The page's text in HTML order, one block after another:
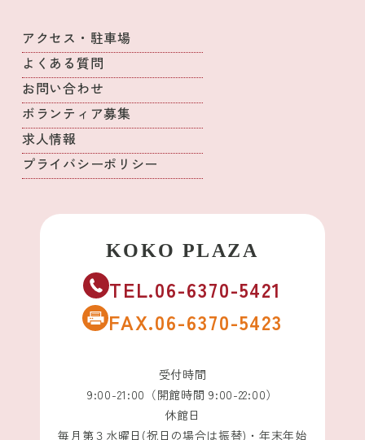
アクセス・駐車場
よくある質問
お問い合わせ
ボランティア募集
求人情報
プライバシーポリシー
TEL.06-6370-5421
FAX.06-6370-5423
受付時間
9:00-21:00（開館時間 9:00-22:00）
休館日
毎月第３水曜日(祝日の場合は振替)・年末年始